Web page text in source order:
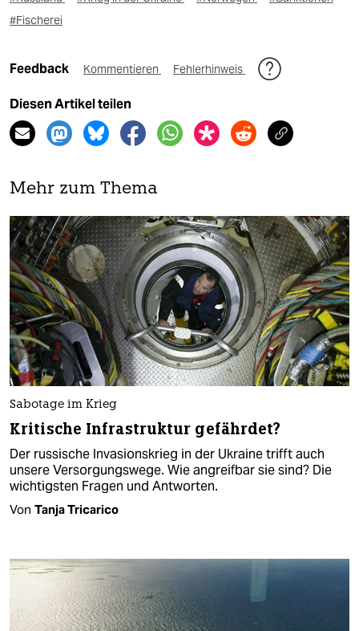
#Fischerei
Feedback Kommentieren Fehlerhinweis
Diesen Artikel teilen
Mehr zum Thema
Sabotage im Krieg
Kritische Infrastruktur gefährdet?
Der russische Invasionskrieg in der Ukraine trifft auch
unsere Versorgungswege. Wie angreifbar sie sind? Die
wichtigsten Fragen und Antworten.
Von Tanja Tricarico